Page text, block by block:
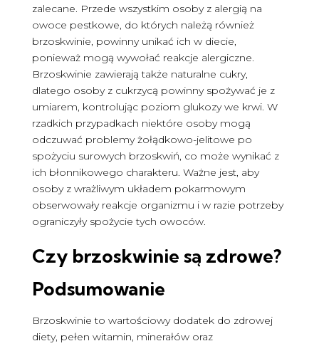
zalecane. Przede wszystkim osoby z alergią na
owoce pestkowe, do których należą również
brzoskwinie, powinny unikać ich w diecie,
ponieważ mogą wywołać reakcje alergiczne.
Brzoskwinie zawierają także naturalne cukry,
dlatego osoby z cukrzycą powinny spożywać je z
umiarem, kontrolując poziom glukozy we krwi. W
rzadkich przypadkach niektóre osoby mogą
odczuwać problemy żołądkowo-jelitowe po
spożyciu surowych brzoskwiń, co może wynikać z
ich błonnikowego charakteru. Ważne jest, aby
osoby z wrażliwym układem pokarmowym
obserwowały reakcje organizmu i w razie potrzeby
ograniczyły spożycie tych owoców.
Czy brzoskwinie są zdrowe?
Podsumowanie
Brzoskwinie to wartościowy dodatek do zdrowej
diety, pełen witamin, minerałów oraz